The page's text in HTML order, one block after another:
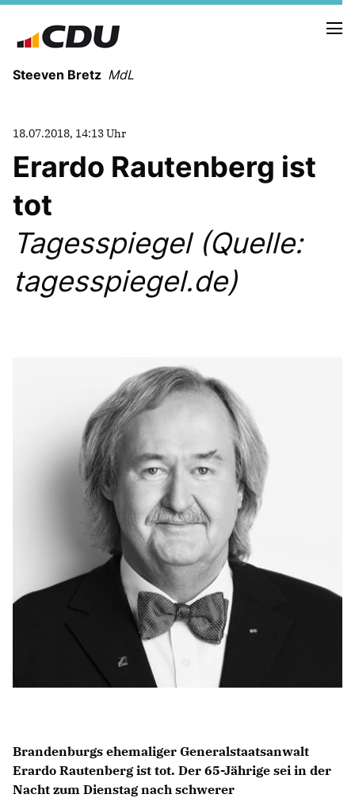
Steeven Bretz MdL
PRESSEFOTOS
MEIN BÜRGERBÜRO
Anträge CDU
Kleine Anfragen
CDU Deutschland
CDU Fraktion im Brandenburger Landtag
CDU Brandenburg
CDU Potsdam
18.07.2018, 14:13 Uhr
Erardo Rautenberg ist
tot
Tagesspiegel (Quelle:
tagesspiegel.de)
Brandenburgs ehemaliger Generalstaatsanwalt
Erardo Rautenberg ist tot. Der 65-Jährige sei in der
Nacht zum Dienstag nach schwerer